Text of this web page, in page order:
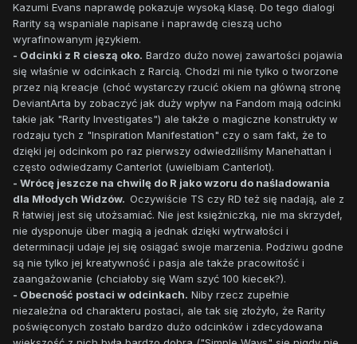
Kazumi Evans naprawdę pokazuje wysoką klasę. Do tego dialogi
Rarity są wspaniale napisane i naprawdę cieszą ucho
wyrafinowanym językiem.
- Odcinki z R cieszą oko. Bardzo dużo nowej zawartości pojawia
się właśnie w odcinkach z Rarcią. Chodzi mi nie tylko o tworzone
przez nią kreacje (choć wystarczy rzucić okiem na główną stronę
DeviantArta by zobaczyć jak duży wpływ na Fandom mają odcinki
takie jak "Rarity Investigates") ale także o magiczne konstrukty w
rodzaju tych z "Inspiration Manifestation" czy o sam fakt, że to
dzięki jej odcinkom po raz pierwszy odwiedziliśmy Manehattan i
często odwiedzamy Canterlot (uwielbiam Canterlot).
- Wrócę jeszcze na chwilę do R jako wzoru do naśladowania
dla Młodych Widzów. Oczywiście TS czy RD też się nadają, ale z
R łatwiej jest się utożsamiać. Nie jest księżniczką, nie ma skrzydeł,
nie dysponuje über magią a jednak dzięki wytrwałości i
determinacji udaje jej się osiągać swoje marzenia. Podziwu godne
są nie tylko jej kreatywność i pasja ale także pracowitość i
zaangażowanie (chciałoby się Wam szyć 100 kiecek?).
- Obecność postaci w odcinkach. Niby rzecz zupełnie
niezależna od charakteru postaci, ale tak się złożyło, że Rarity
poświęconych zostało bardzo dużo odcinków i zdecydowana